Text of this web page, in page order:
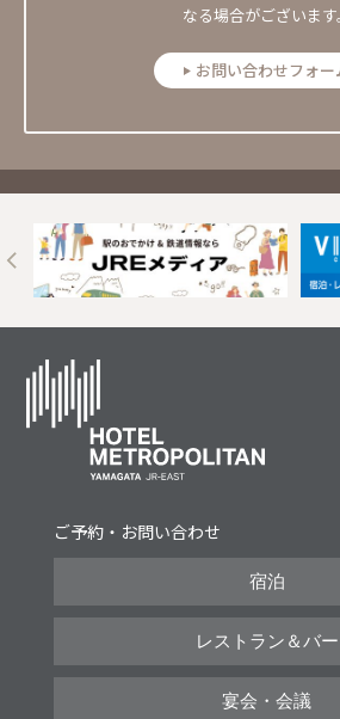
なる場合がございます。
お問い合わせフォー
Next
ご予約・お問い合わせ
宿泊
レストラン＆バー
宴会・会議